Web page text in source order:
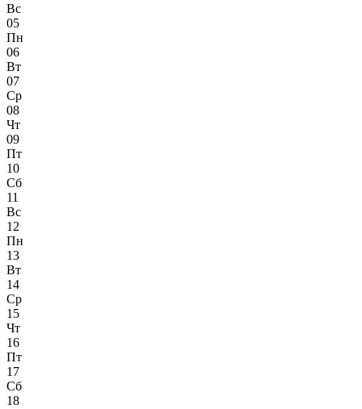
Вс
05
Пн
06
Вт
07
Ср
08
Чт
09
Пт
10
Сб
11
Вс
12
Пн
13
Вт
14
Ср
15
Чт
16
Пт
17
Сб
18